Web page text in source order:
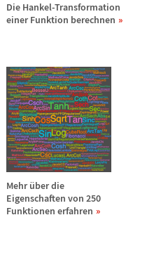
Die Hankel-Transformation
einer Funktion berechnen
Mehrüber die
Eigenschaften von 250
Funktionen erfahren